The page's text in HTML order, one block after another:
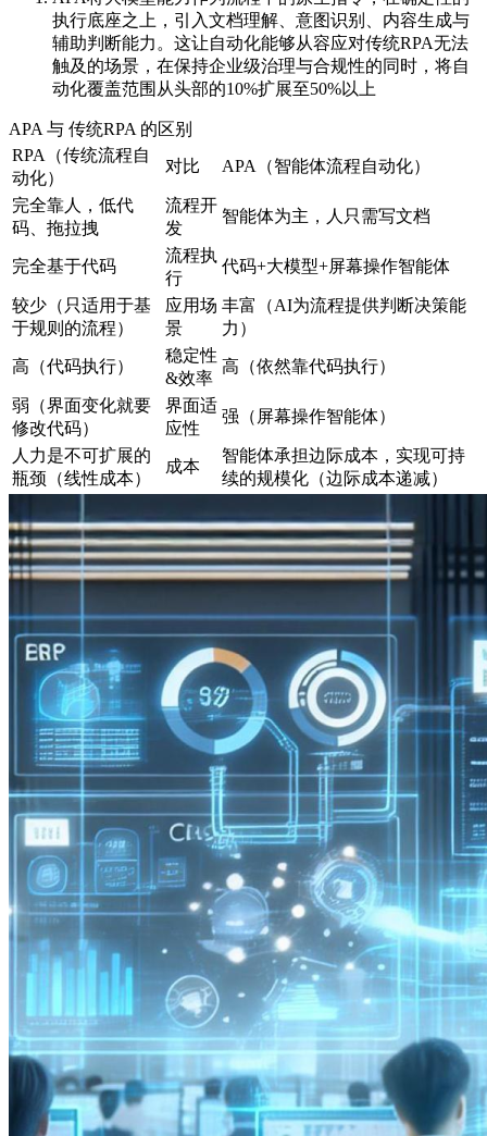
执行底座之上，引入文档理解、意图识别、内容生成与
辅助判断能力。这让自动化能够从容应对传统RPA无法
触及的场景，在保持企业级治理与合规性的同时，将自
动化覆盖范围从头部的10%扩展至50%以上
APA 与 传统RPA 的区别
RPA（传统流程自
动化）
对比 APA（智能体流程自动化）
完全靠人，低代
码、拖拉拽
流程开
发
智能体为主，人只需写文档
完全基于代码
流程执
行
代码+大模型+屏幕操作智能体
较少（只适用于基
于规则的流程）
应用场
景
丰富（AI为流程提供判断决策能
力）
高（代码执行）
稳定性
&效率
高（依然靠代码执行）
弱（界面变化就要
修改代码）
界面适
应性
强（屏幕操作智能体）
人力是不可扩展的
瓶颈（线性成本）
成本
智能体承担边际成本，实现可持
续的规模化（边际成本递减）